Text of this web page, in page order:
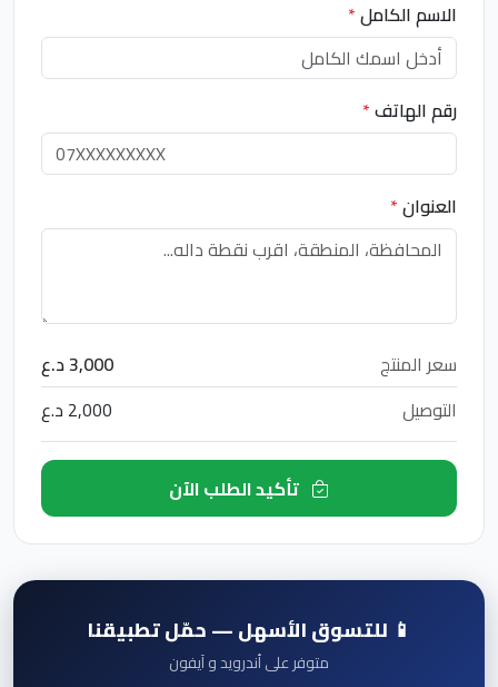
الاسم الكامل*
رقم الهاتف*
العنوان*
سعر المنتج
3,000 د.ع
التوصيل
2,000 د.ع
📱 للتسوق الأسهل — حمّل تطبيقنا
متوفر على أندرويد و آيفون